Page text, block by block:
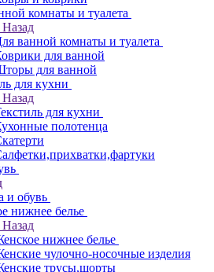
комнаты и туалета
Назад
ванной комнаты и туалета
для ванной
для ванной
для кухни
Назад
для кухни
полотенца
и обувь
нижнее белье
Назад
нижнее белье
чулочно-носочные изделия
трусы,шорты